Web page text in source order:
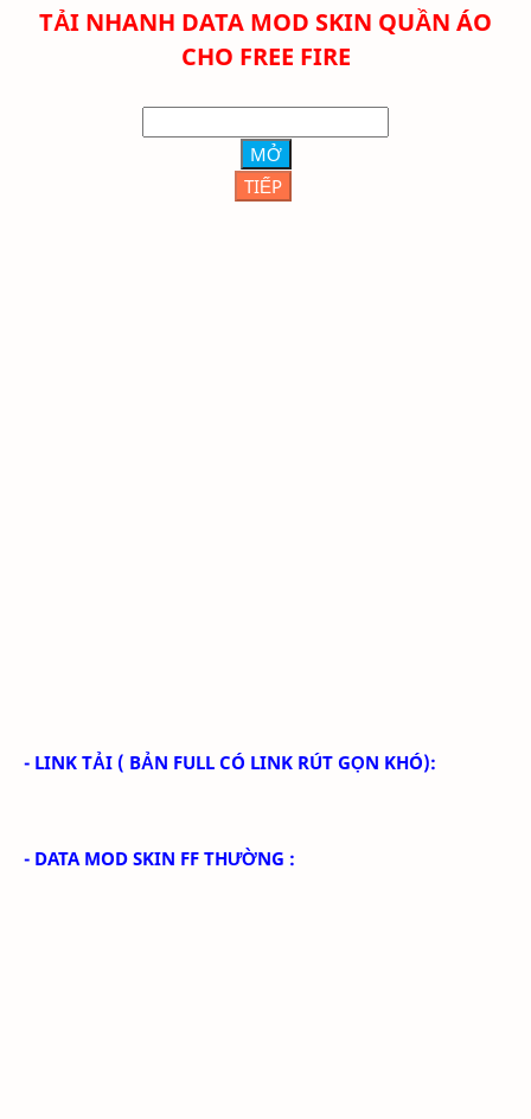
TẢI NHANH DATA MOD SKIN QUẦN ÁO
CHO FREE FIRE
MỞ
TIẾP
- LINK TẢI ( BẢN FULL CÓ LINK RÚT GỌN KHÓ):
- DATA MOD SKIN FF THƯỜNG :